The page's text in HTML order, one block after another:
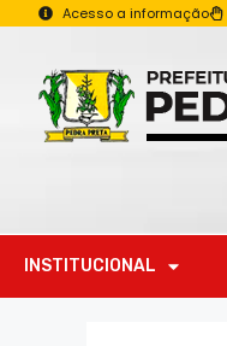
Acesso a informação
INSTITUCIONAL